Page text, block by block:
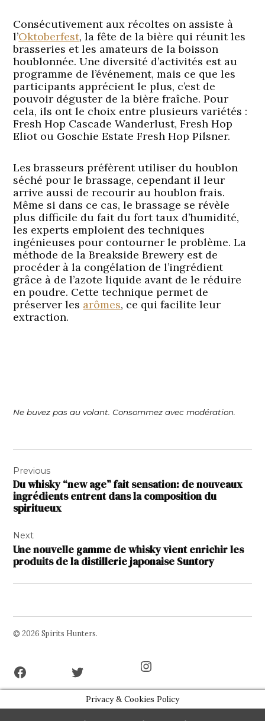
Consécutivement aux récoltes on assiste à
l’Oktoberfest, la fête de la bière qui réunit les
brasseries et les amateurs de la boisson
houblonnée. Une diversité d’activités est au
programme de l’événement, mais ce que les
participants apprécient le plus, c’est de
pouvoir déguster de la bière fraîche. Pour
cela, ils ont le choix entre plusieurs variétés :
Fresh Hop Cascade Wanderlust, Fresh Hop
Eliot ou Goschie Estate Fresh Hop Pilsner.
Les brasseurs préfèrent utiliser du houblon
séché pour le brassage, cependant il leur
arrive aussi de recourir au houblon frais.
Même si dans ce cas, le brassage se révèle
plus difficile du fait du fort taux d’humidité,
les experts emploient des techniques
ingénieuses pour contourner le problème. La
méthode de la Breakside Brewery est de
procéder à la congélation de l’ingrédient
grâce à de l’azote liquide avant de le réduire
en poudre. Cette technique permet de
préserver les arômes, ce qui facilite leur
extraction.
Ne buvez pas au volant. Consommez avec modération.
de
l’article
Previous
Du whisky “new age” fait sensation: de nouveaux
ingrédients entrent dans la composition du
spiritueux
Next
Une nouvelle gamme de whisky vient enrichir les
produits de la distillerie japonaise Suntory
© 2026 Spirits Hunters.
Privacy & Cookies Policy